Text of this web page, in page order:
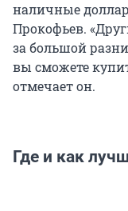
наличные
Прокофьев.
за большой
вы сможете
отмечает он.
Где и как